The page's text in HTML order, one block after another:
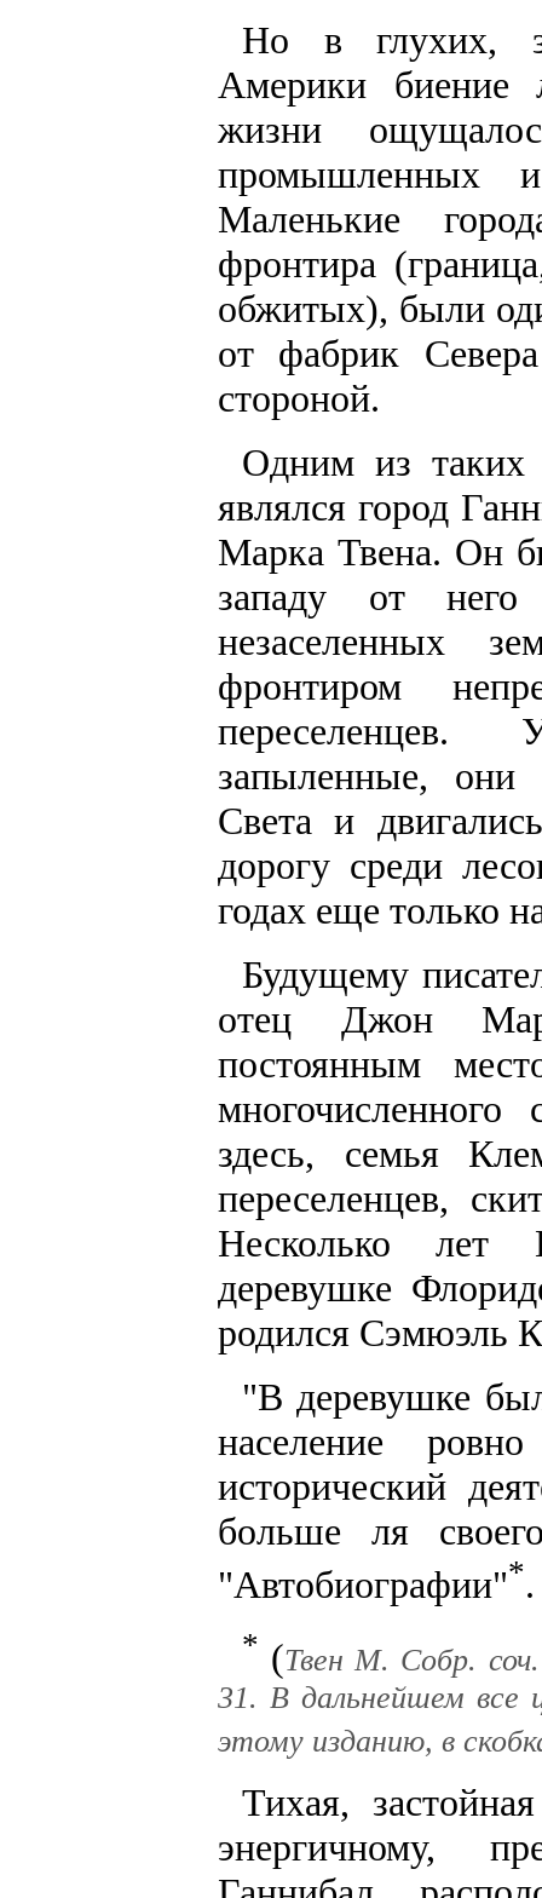
Но в глухих,
Америки биение
жизни
промышленных
Маленькие
фронтира
обжитых), были
от фабрик
стороной.
Одним из таких
являлся город
Марка Твена. Он
западу от него
незаселенных
фронтиром
переселенцев.
запыленные, они
Света и
дорогу среди
годах еще только
Будущему
отец Джон
постоянным
здесь, семья
переселенцев,
Несколько лет
деревушке
родился Сэмюэль
"В деревушке
население
исторический
больше ля
"Автобиографии"*.
* (Твен М. Собр.
31. В дальнейшем все
этому изданию, в
Тихая,
энергичному,